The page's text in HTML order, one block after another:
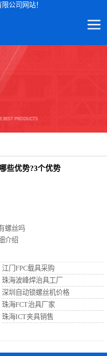
公司网站！
公司
些优势?3个优势
螺丝吗
介绍
江门FPC载具采购
珠海波峰焊治具工厂
深圳自动锁螺丝机价格
珠海FCT治具厂家
珠海ICT夹具销售